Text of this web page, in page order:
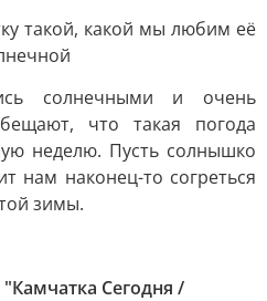
такой, какой мы любим её
солнечными и очень
что такая погода
неделю. Пусть солнышко
нам наконец-то согреться
зимы.
Сегодня /